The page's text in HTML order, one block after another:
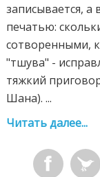
записывается, а
печатью:
сотворенными,
"тшува" -
тяжкий
Шана). ...
Читать далее...